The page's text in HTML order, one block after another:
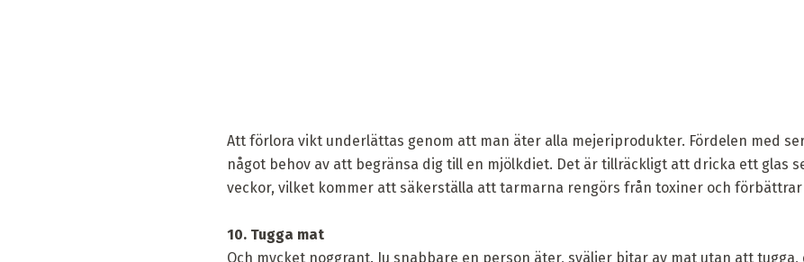
Att förlora vikt underlättas genom att man äter alla mejeriprodukter. Fördelen med
något behov av att begränsa dig till en mjölkdiet. Det är tillräckligt att dricka ett glas
veckor, vilket kommer att säkerställa att tarmarna rengörs från toxiner och
10. Tugga mat
Och mycket noggrant. Ju snabbare en person äter, sväljer bitar av mat utan att